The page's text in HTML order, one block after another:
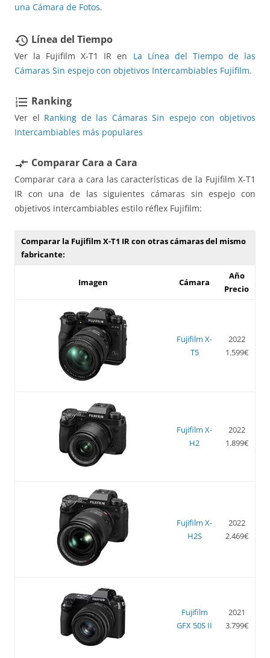
una Cámara de Fotos.
restore Línea del Tiempo
Ver la Fujifilm X-T1 IR en La Línea del Tiempo de las
Cámaras Sin espejo con objetivos Intercambiables Fujifilm.
format_list_numbered Ranking
Ver el Ranking de las Cámaras Sin espejo con objetivos
Intercambiables más populares
compare_arrows Comparar Cara a Cara
Comparar cara a cara las características de la Fujifilm X-T1
IR con una de las siguientes cámaras sin espejo con
objetivos intercambiables estilo réflex Fujifilm:
Comparar la Fujifilm X-T1 IR con otras cámaras del mismo
fabricante:
Imagen Cámara
Año
Precio
Fujifilm X-
T5
2022
1.599€
Fujifilm X-
H2
2022
1.899€
Fujifilm X-
H2S
2022
2.469€
Fujifilm
GFX 50S II
2021
3.799€